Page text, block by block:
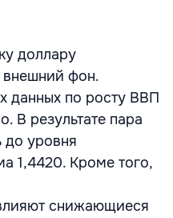
доллару
внешний фон.
данных по росту ВВП
В результате пара
до уровня
1,4420. Кроме того,
снижающиеся